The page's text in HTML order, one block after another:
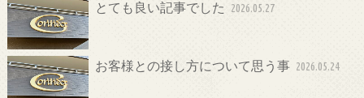
とても良い記事でした 2026.05.27
お客様との接し方について思う事 2026.05.24